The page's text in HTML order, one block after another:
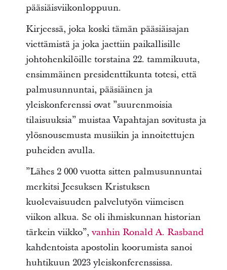
pääsiäisviikonloppuun.
Kirjeessä, joka koski tämän pääsiäisajan
viettämistä ja joka jaettiin paikallisille
johtohenkilöille torstaina 22. tammikuuta,
ensimmäinen presidenttikunta totesi, että
palmusunnuntai, pääsiäinen ja
yleiskonferenssi ovat ”suurenmoisia
tilaisuuksia” muistaa Vapahtajan sovitusta ja
ylösnousemusta musiikin ja innoitettujen
puheiden avulla.
”Lähes 2 000 vuotta sitten palmusunnuntai
merkitsi Jeesuksen Kristuksen
kuolevaisuuden palvelutyön viimeisen
viikon alkua. Se oli ihmiskunnan historian
tärkein viikko”, vanhin Ronald A. Rasband
kahdentoista apostolin koorumista sanoi
huhtikuun 2023 yleiskonferenssissa.